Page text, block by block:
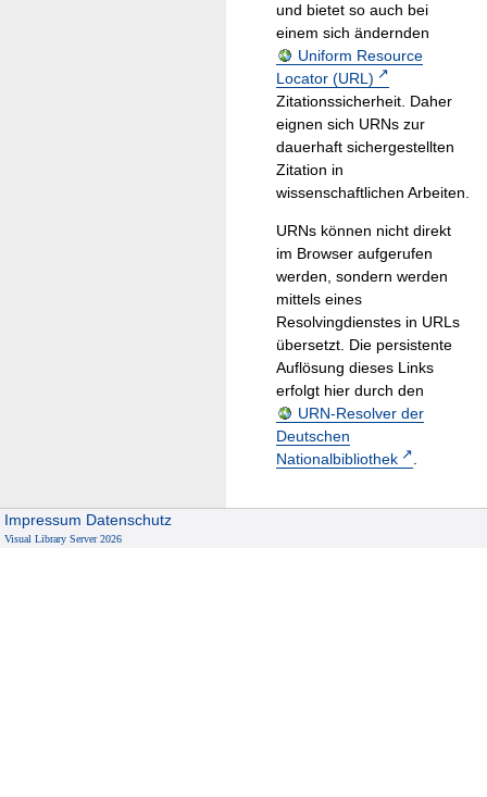
und bietet so auch bei
einem sich ändernden
Uniform Resource
Locator (URL)
Zitationssicherheit. Daher
eignen sich URNs zur
dauerhaft sichergestellten
Zitation in
wissenschaftlichen Arbeiten.
URNs können nicht direkt
im Browser aufgerufen
werden, sondern werden
mittels eines
Resolvingdienstes in URLs
übersetzt. Die persistente
Auflösung dieses Links
erfolgt hier durch den
URN-Resolver der
Deutschen
Nationalbibliothek
.
Impressum Datenschutz
Visual Library Server 2026